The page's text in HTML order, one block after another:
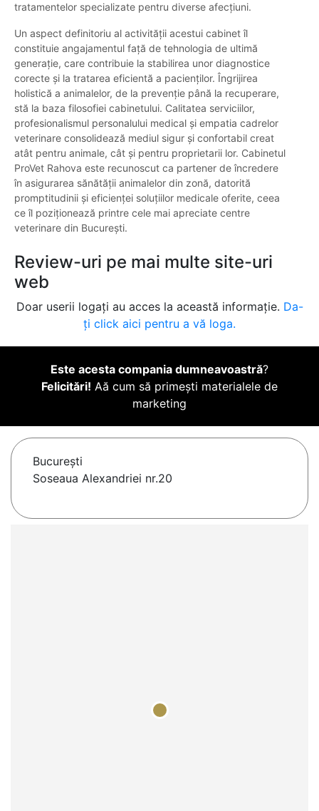
tratamentelor specializate pentru diverse afecțiuni.
Un aspect definitoriu al activității acestui cabinet îl
constituie angajamentul față de tehnologia de ultimă
generație, care contribuie la stabilirea unor diagnostice
corecte și la tratarea eficientă a pacienților. Îngrijirea
holistică a animalelor, de la prevenție până la recuperare,
stă la baza filosofiei cabinetului. Calitatea serviciilor,
profesionalismul personalului medical și empatia cadrelor
veterinare consolidează mediul sigur și confortabil creat
atât pentru animale, cât și pentru proprietarii lor. Cabinetul
ProVet Rahova este recunoscut ca partener de încredere
în asigurarea sănătății animalelor din zonă, datorită
promptitudinii și eficienței soluțiilor medicale oferite, ceea
ce îl poziționează printre cele mai apreciate centre
veterinare din București.
Review-uri pe mai multe site-uri
web
Doar userii logați au acces la această informație. Da-
ți click aici pentru a vă loga.
Este acesta compania dumneavoastră?
Felicitări! Aă cum să primești materialele de
marketing
Bucureşti
Soseaua Alexandriei nr.20